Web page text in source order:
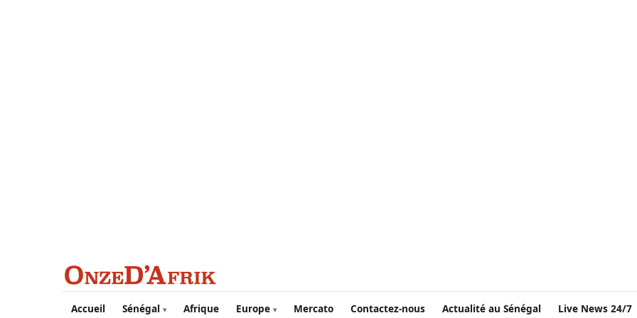
Aller au contenu principal
Accueil Sénégal Afrique Europe Mercato Contactez-nous Actualité au Sénégal Live News 24/7